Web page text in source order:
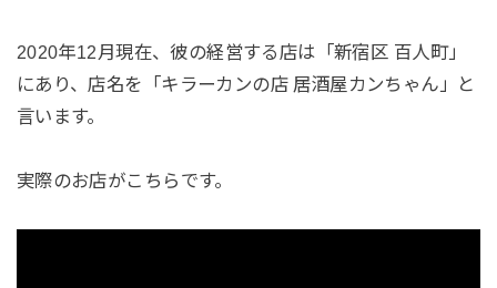
2020年12月現在、彼の経営する店は「新宿区 百人町」
にあり、店名を「キラーカンの店 居酒屋カンちゃん」と
言います。
実際のお店がこちらです。